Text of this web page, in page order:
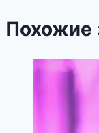
Похожие